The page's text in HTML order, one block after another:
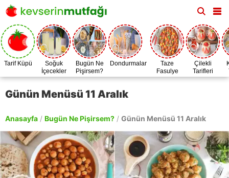
Tarif Küpü
Soğuk
İçecekler
Bugün Ne
Pişirsem?
Dondurmalar
Taze
Fasulye
Zamanı
Çilekli
Tarifleri
Günün Menüsü 11 Aralık
Anasayfa / Bugün Ne Pişirsem? / Günün Menüsü 11 Aralık